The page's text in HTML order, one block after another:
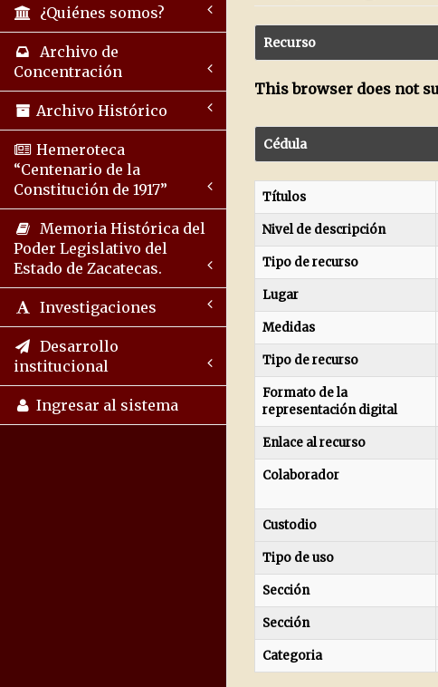
¿Quiénes somos?
Archivo de
Concentración
Archivo Histórico
Hemeroteca
“Centenario de la
Constitución de 1917”
Memoria Histórica del
Poder Legislativo del
Estado de Zacatecas.
Investigaciones
Desarrollo
institucional
Ingresar al sistema
Recurso
This browser does not
Cédula
Títulos
Nivel de descripción
Tipo de recurso
Lugar
Medidas
Tipo de recurso
Formato de la
representación digital
Enlace al recurso
Colaborador
Custodio
Tipo de uso
Sección
Sección
Categoria